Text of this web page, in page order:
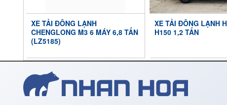
XE TẢI ĐÔNG LẠNH
CHENGLONG M3 6 MÁY 6,8 TẤN
(LZ5185)
XE TẢI ĐÔNG LẠNH
H150 1,2 TẤN